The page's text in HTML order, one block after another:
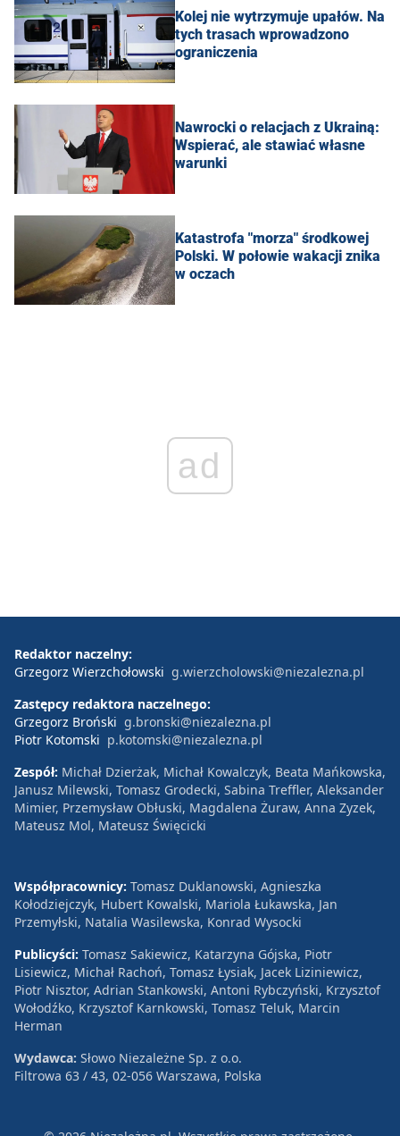
Kolej nie wytrzymuje upałów. Na
tych trasach wprowadzono
ograniczenia
Nawrocki o relacjach z Ukrainą:
Wspierać, ale stawiać własne
warunki
Katastrofa "morza" środkowej
Polski. W połowie wakacji znika
w oczach
ad
Redaktor naczelny:
Grzegorz Wierzchołowski g.wierzcholowski@niezalezna.pl
Zastępcy redaktora naczelnego:
Grzegorz Broński g.bronski@niezalezna.pl
Piotr Kotomski p.kotomski@niezalezna.pl
Zespół: Michał Dzierżak, Michał Kowalczyk, Beata Mańkowska,
Janusz Milewski, Tomasz Grodecki, Sabina Treffler, Aleksander
Mimier, Przemysław Obłuski, Magdalena Żuraw, Anna Zyzek,
Mateusz Mol, Mateusz Święcicki
Współpracownicy: Tomasz Duklanowski, Agnieszka
Kołodziejczyk, Hubert Kowalski, Mariola Łukawska, Jan
Przemyłski, Natalia Wasilewska, Konrad Wysocki
Publicyści: Tomasz Sakiewicz, Katarzyna Gójska, Piotr
Lisiewicz, Michał Rachoń, Tomasz Łysiak, Jacek Liziniewicz,
Piotr Nisztor, Adrian Stankowski, Antoni Rybczyński, Krzysztof
Wołodźko, Krzysztof Karnkowski, Tomasz Teluk, Marcin
Herman
Wydawca: Słowo Niezależne Sp. z o.o.
Filtrowa 63 / 43, 02-056 Warszawa, Polska